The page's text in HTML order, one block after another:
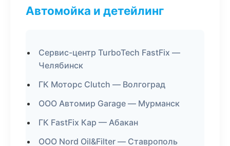
Автомойка и детейлинг
Сервис-центр TurboTech FastFix —
Челябинск
ГК Моторс Clutch — Волгоград
ООО Автомир Garage — Мурманск
ГК FastFix Кар — Абакан
ООО Nord Oil&Filter — Ставрополь